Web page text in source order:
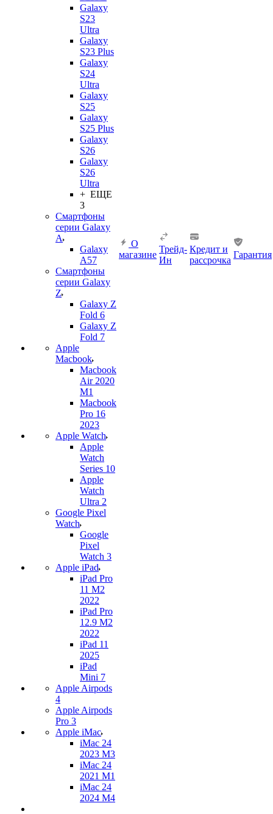
Galaxy
S23
Ultra
Galaxy
S23 Plus
Galaxy
S24
Ultra
Galaxy
S25
Galaxy
S25 Plus
Galaxy
S26
Galaxy
S26
Ultra
+ ЕЩЕ
3
Смартфоны
серии Galaxy
A
Galaxy
A57
Смартфоны
серии Galaxy
Z
Galaxy Z
Fold 6
Galaxy Z
Fold 7
Apple
Macbook
Macbook
Air 2020
M1
Macbook
Pro 16
2023
Apple Watch
Apple
Watch
Series 10
Apple
Watch
Ultra 2
Google Pixel
Watch
Google
Pixel
Watch 3
Apple iPad
iPad Pro
11 M2
2022
iPad Pro
12.9 M2
2022
iPad 11
2025
iPad
Mini 7
Apple Airpods
4
Apple Airpods
Pro 3
Apple iMac
iMac 24
2023 M3
iMac 24
2021 M1
iMac 24
2024 M4
О
магазине
Трейд-
Ин
Кредит и
рассрочка
Гарантия